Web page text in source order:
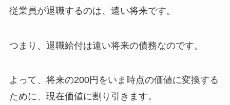
従業員が退職するのは、遠い将来です。
つまり、 退職給付は遠い将来の債務なのです。
よって、 将来の200円をいま時点の価値に変換する
ために、現在価値に割り引きます。